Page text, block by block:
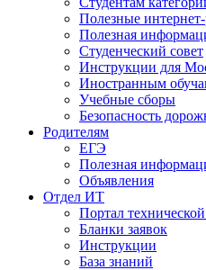
Полезные
Полезная
Студенческий совет
Инструкции для
Иностранным
Учебные сборы
Безопасность
Родителям
ЕГЭ
Полезная
Объявления
Отдел ИТ
Портал
Бланки заявок
Инструкции
База знаний